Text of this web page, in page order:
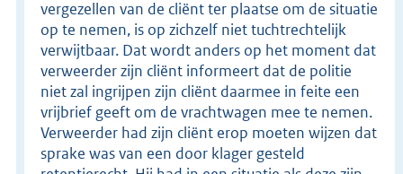
vergezellen van de cliënt ter plaatse om de situatie
op te nemen, is op zichzelf niet tuchtrechtelijk
verwijtbaar. Dat wordt anders op het moment dat
verweerder zijn cliënt informeert dat de politie
niet zal ingrijpen zijn cliënt daarmee in feite een
vrijbrief geeft om de vrachtwagen mee te nemen.
Verweerder had zijn cliënt erop moeten wijzen dat
sprake was van een door klager gesteld